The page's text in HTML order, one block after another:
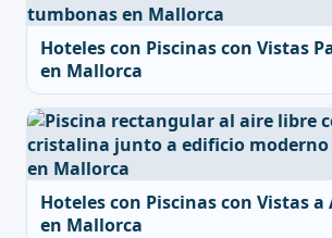
Hoteles con Piscinas con Vistas
en Mallorca
Hoteles con Piscinas con Vistas
en Mallorca